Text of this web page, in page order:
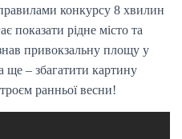
конкурсу 8 хвилин
показати рідне місто та
привокзальну площу у
ще – збагатити картину
ранньої весни!